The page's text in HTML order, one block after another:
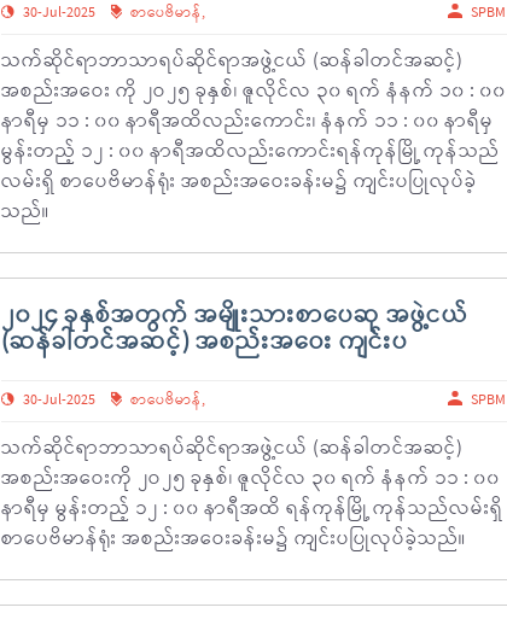
30-Jul-2025 စာပေဗိမာန်, SPBM
သက်ဆိုင်ရာဘာသာရပ်ဆိုင်ရာအဖွဲ့ငယ် (ဆန်ခါတင်အဆင့်)
အစည်းအဝေး ကို ၂ဝ၂၅ ခုနှစ်၊ ဇူလိုင်လ ၃၀ ရက် နံနက် ၁၀ : ၀၀
နာရီမှ ၁၁ : ၀၀ နာရီအထိလည်းကောင်း၊ နံနက် ၁၁ : ၀၀ နာရီမှ
မွန်းတည့် ၁၂ : ၀၀ နာရီအထိလည်းကောင်းရန်ကုန်မြို့ ကုန်သည်
လမ်းရှိ စာပေဗိမာန်ရုံး အစည်းအဝေးခန်းမ၌ ကျင်းပပြုလုပ်ခဲ့
သည်။
၂၀၂၄ ခုနှစ်အတွက် အမျိုးသားစာပေဆု အဖွဲ့ငယ်
(ဆန်ခါတင်အဆင့်) အစည်းအဝေး ကျင်းပ
30-Jul-2025 စာပေဗိမာန်, SPBM
သက်ဆိုင်ရာဘာသာရပ်ဆိုင်ရာအဖွဲ့ငယ် (ဆန်ခါတင်အဆင့်)
အစည်းအဝေးကို ၂ဝ၂၅ ခုနှစ်၊ ဇူလိုင်လ ၃၀ ရက် နံနက် ၁၁ : ၀၀
နာရီမှ မွန်းတည့် ၁၂ : ၀၀ နာရီအထိ ရန်ကုန်မြို့ ကုန်သည်လမ်းရှိ
စာပေဗိမာန်ရုံး အစည်းအဝေးခန်းမ၌ ကျင်းပပြုလုပ်ခဲ့သည်။